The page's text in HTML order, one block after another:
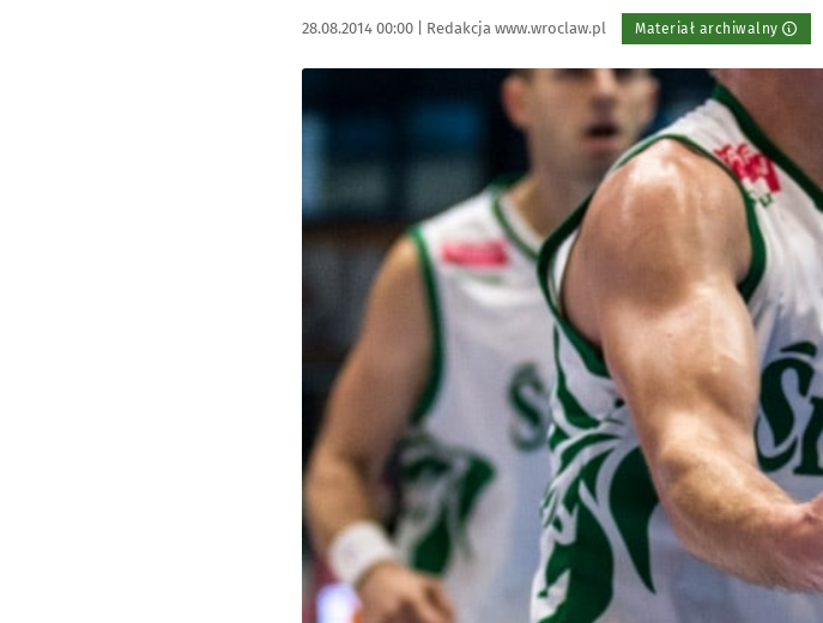
Data publikacji:
28.08.2014 00:00 | Autor:
Redakcja www.wroclaw.pl Materiał archiwalny